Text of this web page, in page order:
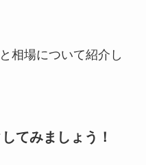
相場について紹介し
てみましょう！